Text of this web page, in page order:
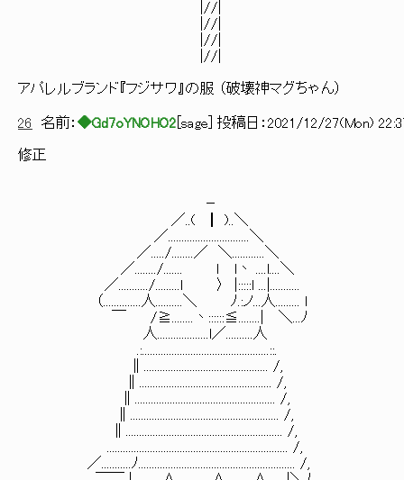
|//|
|//|
|//|
|//|
アパレルブランド『フジサワ』の服 （破壊神マグちゃん）
26 名前： ◆Gd7oYNOHO2 sage ] 投稿日： 2021/12/27(Mon)
修正
－
／..( ┃ )..＼
／..............................＼
／...../........／ ＼............＼
／......../....... ｌ l丶 ....l....＼
／.........../.........l 〉 |:::::l ...|...........
（..............人..........＼ ﾉ.:ノ...人......... l
￣ /≧........丶::::::≦........| ＼...ﾉ
人...................l／..........人
.:...............................................::.
∥.............................................. /,
∥................................................. /,
∥.................................................... /,
∥....................................................... /,
∥.......................................................... /,
................................................................... /,
／...........ﾉ.......................................................... /,